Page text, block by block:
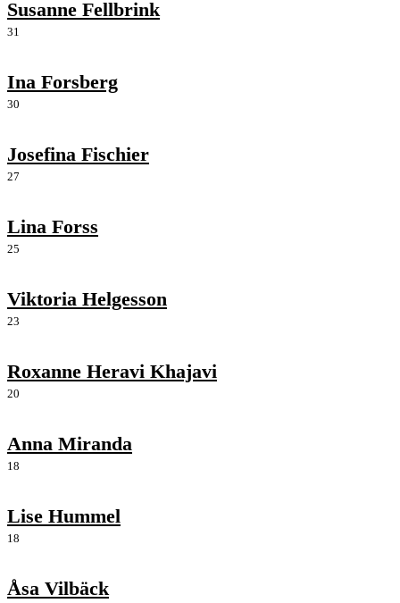
Susanne Fellbrink
31
Ina Forsberg
30
Josefina Fischier
27
Lina Forss
25
Viktoria Helgesson
23
Roxanne Heravi Khajavi
20
Anna Miranda
18
Lise Hummel
18
Åsa Vilbäck